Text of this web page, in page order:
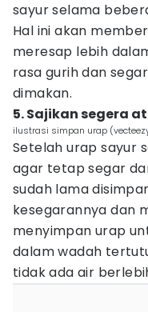
sayur selama
Hal ini akan
meresap lebih
rasa gurih dan
dimakan.
5. Sajikan segera
ilustrasi simpan urap
Setelah urap sayur
agar tetap segar
sudah lama
kesegarannya dan
menyimpan urap
dalam wadah
tidak ada air